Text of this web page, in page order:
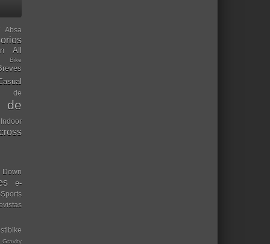
Absa
All
Bike
de
de
Down
e-
Gravity